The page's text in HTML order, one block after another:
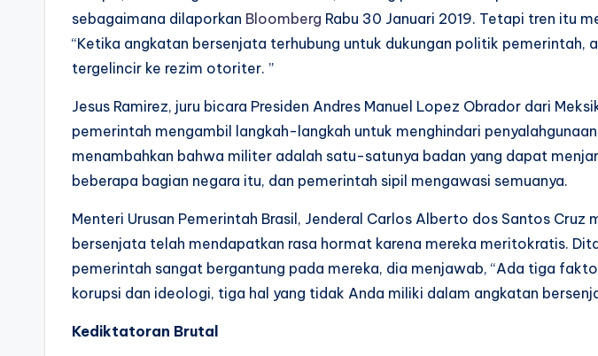
sebagaimana dilaporkan Bloomberg Rabu 30 Januari 2019. Tetapi tren itu
“Ketika angkatan bersenjata terhubung untuk dukungan politik pemerintah,
tergelincir ke rezim otoriter. ”
Jesus Ramirez, juru bicara Presiden Andres Manuel Lopez Obrador dari
pemerintah mengambil langkah-langkah untuk menghindari
menambahkan bahwa militer adalah satu-satunya badan yang dapat
beberapa bagian negara itu, dan pemerintah sipil mengawasi semuanya.
Menteri Urusan Pemerintah Brasil, Jenderal Carlos Alberto dos Santos Cruz
bersenjata telah mendapatkan rasa hormat karena mereka meritokratis.
pemerintah sangat bergantung pada mereka, dia menjawab, “Ada tiga
korupsi dan ideologi, tiga hal yang tidak Anda miliki dalam angkatan
Kediktatoran Brutal